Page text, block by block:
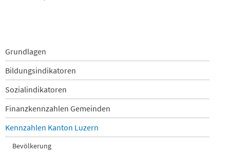
Navigation
überspringen
Grundlagen
Bildungsindikatoren
Sozialindikatoren
Finanzkennzahlen Gemeinden
Kennzahlen Kanton Luzern
Bevölkerung